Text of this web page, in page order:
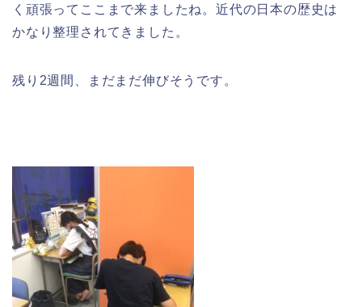
く頑張ってここまで来ましたね。近代の日本の歴史は
かなり整理されてきました。
残り2週間、まだまだ伸びそうです。